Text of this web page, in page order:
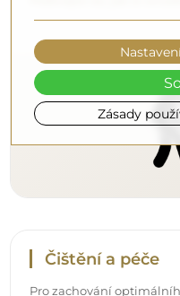
Chcete se dozvědět více?
Objevte více tipů na
Doručení až
Nabízíme službu
Zásady